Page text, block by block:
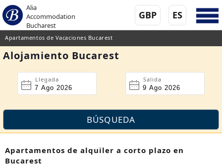
Alia
Accommodation
Bucharest
ES
GBP
Apartamentos de Vacaciones Bucarest
Alojamiento Bucarest
Llegada Salida
Apartamentos de alquiler a corto plazo en
Bucarest